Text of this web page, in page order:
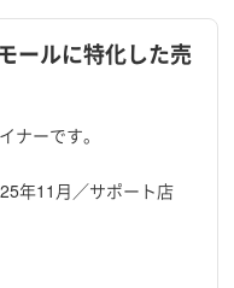
ールに特化した売
ナーです。
年11月／サポート店